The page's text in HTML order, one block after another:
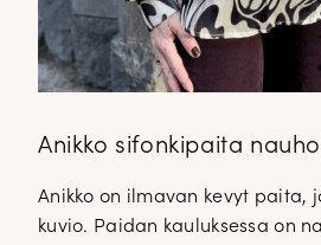
Anikko sifonkipaita
Anikko on ilmavan kevyt paita,
kuvio. Paidan kauluksessa on